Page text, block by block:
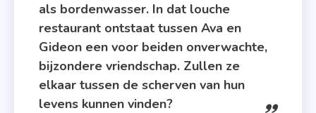
als bordenwasser. In dat louche
restaurant ontstaat tussen Ava en
Gideon een voor beiden onverwachte,
bijzondere vriendschap. Zullen ze
elkaar tussen de scherven van hun
levens kunnen vinden?